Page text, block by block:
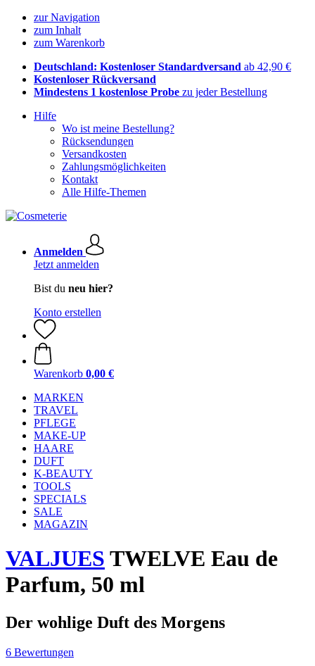
zur Navigation
zum Inhalt
zum Warenkorb
Deutschland: Kostenloser Standardversand ab 42,90 €
Kostenloser Rückversand
Mindestens 1 kostenlose Probe zu jeder Bestellung
Hilfe
Wo ist meine Bestellung?
Rücksendungen
Versandkosten
Zahlungsmöglichkeiten
Kontakt
Alle Hilfe-Themen
Anmelden
Jetzt anmelden
Bist du neu hier?
Konto erstellen
Warenkorb 0,00 €
MARKEN
TRAVEL
PFLEGE
MAKE-UP
HAARE
DUFT
K-BEAUTY
TOOLS
SPECIALS
SALE
MAGAZIN
VALJUES TWELVE Eau de
Parfum, 50 ml
Der wohlige Duft des Morgens
6 Bewertungen